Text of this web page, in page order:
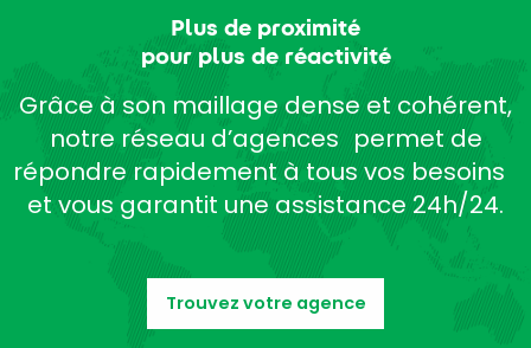
Plus de proximité
pour plus de réactivité
Grâce à son maillage dense et cohérent,
notre réseau d’agences permet de
répondre rapidement à tous vos besoins
et vous garantit une assistance 24h/24.
Trouvez votre agence